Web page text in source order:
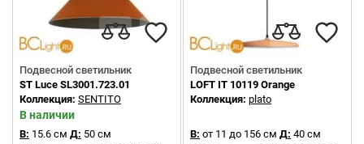
Подвесной светильник
ST Luce SL3001.723.01
Коллекция: SENTITO
В наличии
В: 15.6 см Д: 50 см
Подвесной светильник
LOFT IT 10119 Orange
Коллекция: plato
В: от 11 до 156 см Д: 40 см